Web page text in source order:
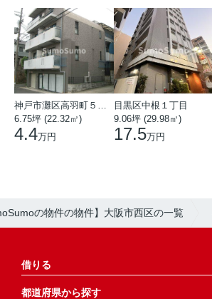
6.75坪 (22.32㎡)
4.4万円
目黒区中根１丁目
9.06坪 (29.98㎡)
17.5万円
の物件の物件】大阪市西区の一覧
借りる
都道府県から探す